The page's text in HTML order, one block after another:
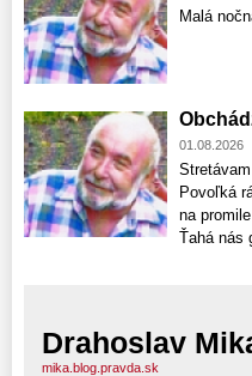
Malá
01.08.2026
Povoľká
na
Ťahá nás
Drahoslav
mika.blog.pravda.sk